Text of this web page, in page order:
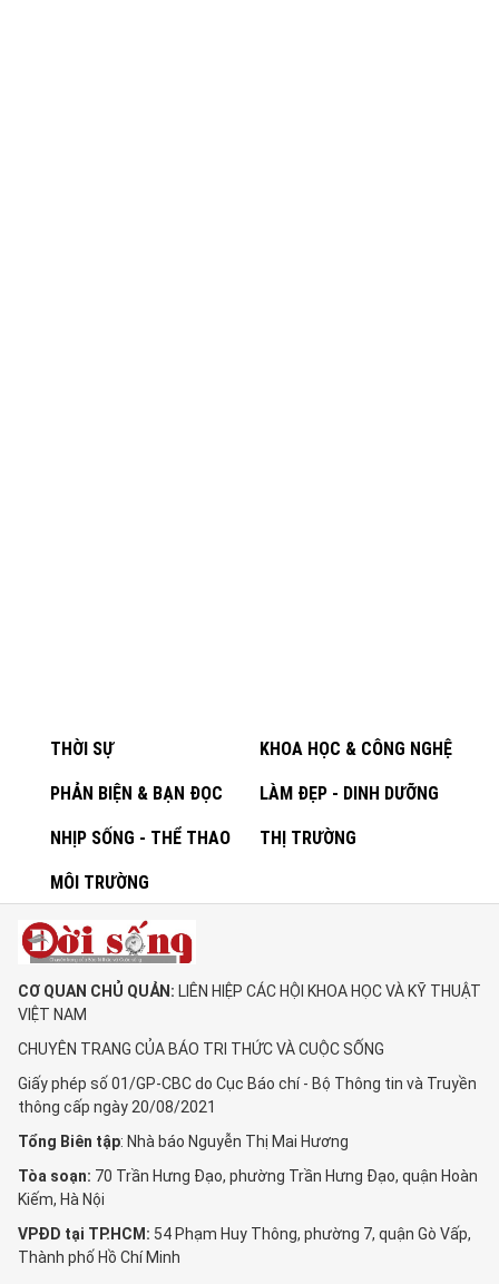
THỜI SỰ KHOA HỌC & CÔNG NGHỆ
PHẢN BIỆN & BẠN ĐỌC LÀM ĐẸP - DINH DƯỠNG
NHỊP SỐNG - THỂ THAO THỊ TRƯỜNG
MÔI TRƯỜNG
CƠ QUAN CHỦ QUẢN: LIÊN HIỆP CÁC HỘI KHOA HỌC VÀ KỸ THUẬT
VIỆT NAM
CHUYÊN TRANG CỦA BÁO TRI THỨC VÀ CUỘC SỐNG
Giấy phép số 01/GP-CBC do Cục Báo chí - Bộ Thông tin và Truyền
thông cấp ngày 20/08/2021
Tổng Biên tập: Nhà báo Nguyễn Thị Mai Hương
Tòa soạn: 70 Trần Hưng Đạo, phường Trần Hưng Đạo, quận Hoàn
Kiếm, Hà Nội
VPĐD tại TP.HCM: 54 Phạm Huy Thông, phường 7, quận Gò Vấp,
Thành phố Hồ Chí Minh